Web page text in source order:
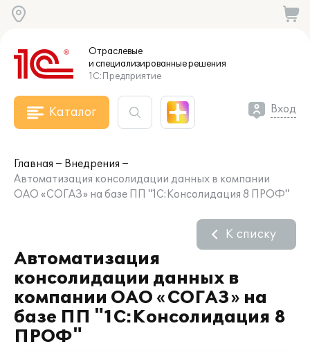
Отраслевые
и специализированныерешения
1С:Предприятие
Каталог Вход
Главная
Внедрения
Автоматизация консолидации данных в компании
ОАО «СОГАЗ» на базе ПП "1С:Консолидация 8 ПРОФ"
Автоматизация
консолидации данных в
компании ОАО «СОГАЗ» на
базе ПП "1С:Консолидация 8
ПРОФ"
К списку